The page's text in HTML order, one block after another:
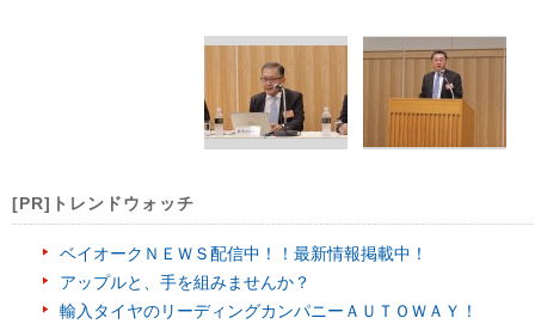
[PR]トレンドウォッチ
ベイオークＮＥＷＳ配信中！！最新情報掲載中！
アップルと、手を組みませんか？
輸入タイヤのリーディングカンパニーＡＵＴＯＷＡＹ！